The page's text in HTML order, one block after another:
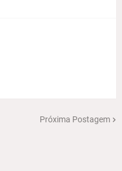
Próxima Postagem